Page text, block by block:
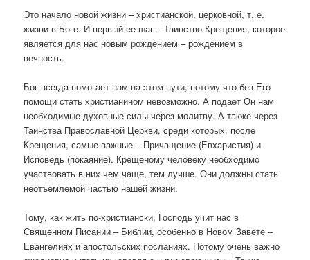
Это начало новой жизни – христианской, церковной, т. е.
жизни в Боге. И первый ее шаг – Таинство Крещения, которое
является для нас новым рождением – рождением в
вечность.
Бог всегда помогает нам на этом пути, потому что без Его
помощи стать христианином невозможно. А подает Он нам
необходимые духовные силы через молитву. А также через
Таинства Православной Церкви, среди которых, после
Крещения, самые важные – Причащение (Евхаристия) и
Исповедь (покаяние). Крещеному человеку необходимо
участвовать в них чем чаще, тем лучше. Они должны стать
неотъемлемой частью нашей жизни.
Тому, как жить по-христиански, Господь учит нас в
Священном Писании – Библии, особенно в Новом Завете –
Евангелиях и апостольских посланиях. Потому очень важно